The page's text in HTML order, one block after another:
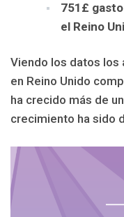
751£
el Reino
Viendo los datos
en Reino Unido
ha crecido más de
crecimiento ha sido